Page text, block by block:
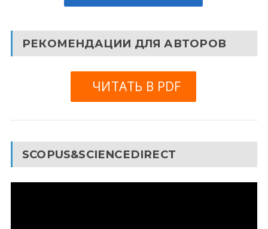
РЕКОМЕНДАЦИИ ДЛЯ АВТОРОВ
ЧИТАТЬ В PDF
SCOPUS&SCIENCEDIRECT